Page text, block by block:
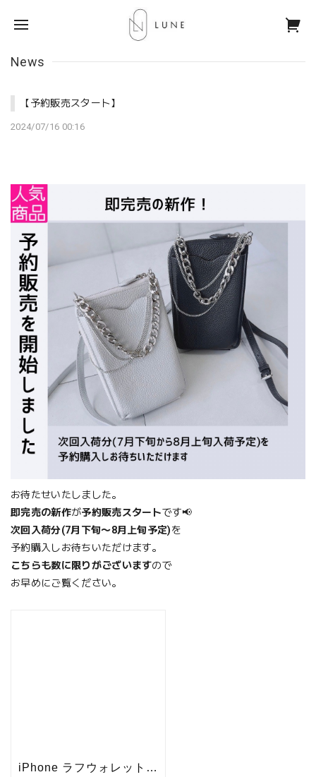
News
【予約販売スタート】
2024/07/16 00:16
お待たせいたしました。
即完売の新作が予約販売スタートです📢
次回入荷分(7月下旬〜8月上旬予定)を
予約購入しお待ちいただけます。
こちらも数に限りがございますので
お早めにご覧ください。